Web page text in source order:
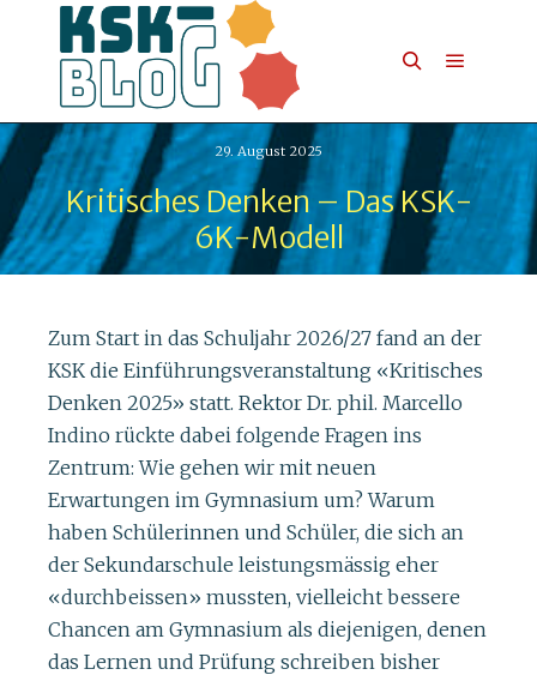
29. August 2025
Kritisches Denken – Das KSK-
6K-Modell
Zum Start in das Schuljahr 2026/27 fand an der
KSK die Einführungsveranstaltung «Kritisches
Denken 2025» statt. Rektor Dr. phil. Marcello
Indino rückte dabei folgende Fragen ins
Zentrum: Wie gehen wir mit neuen
Erwartungen im Gymnasium um? Warum
haben Schülerinnen und Schüler, die sich an
der Sekundarschule leistungsmässig eher
«durchbeissen» mussten, vielleicht bessere
Chancen am Gymnasium als diejenigen, denen
das Lernen und Prüfung schreiben bisher